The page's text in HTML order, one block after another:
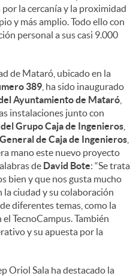
la cercanía y la proximidad
y más amplio. Todo ello con
personal a sus casi 9.000
de Mataró, ubicado en la
389 , ha sido inaugurado
Ayuntamiento de Mataró
instalaciones junto con
Grupo Caja de Ingenieros
de Caja de Ingenieros
mano este nuevo proyecto
de David Bote: “Se trata
bien y que nos gusta mucho
ciudad y su colaboración
diferentes temas, como la
TecnoCampus. También
y su apuesta por la
Oriol Sala ha destacado la